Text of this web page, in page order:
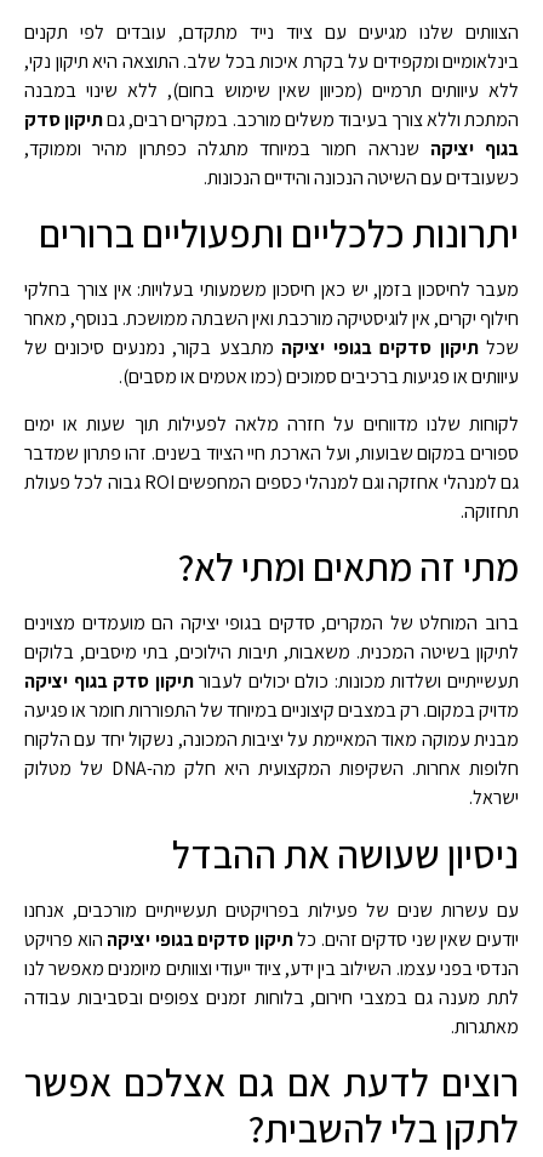
הצוותים שלנו מגיעים עם ציוד נייד מתקדם, עובדים לפי תקנים
בינלאומיים ומקפידים על בקרת איכות בכל שלב. התוצאה היא תיקון נקי,
ללא עיוותים תרמיים (מכיוון שאין שימוש בחום), ללא שינוי במבנה
המתכת וללא צורך בעיבוד משלים מורכב. במקרים רבים, גםתיקון סדק
בגוף יציקה שנראה חמור במיוחד מתגלה כפתרון מהיר וממוקד,
כשעובדים עם השיטה הנכונה והידיים הנכונות.
יתרונות כלכליים ותפעוליים ברורים
מעבר לחיסכון בזמן, יש כאן חיסכון משמעותי בעלויות: אין צורך בחלקי
חילוף יקרים, אין לוגיסטיקה מורכבת ואין השבתה ממושכת. בנוסף, מאחר
שכלתיקון סדקים בגופי יציקה מתבצע בקור, נמנעים סיכונים של
עיוותים או פגיעות ברכיבים סמוכים (כמו אטמים או מסבים).
לקוחות שלנו מדווחים על חזרה מלאה לפעילות תוך שעות או ימים
ספורים במקום שבועות, ועל הארכת חיי הציוד בשנים. זהו פתרון שמדבר
גם למנהלי אחזקה וגם למנהלי כספים המחפשים ROI גבוה לכל פעולת
תחזוקה.
מתי זה מתאים ומתי לא?
ברוב המוחלט של המקרים, סדקים בגופי יציקה הם מועמדים מצוינים
לתיקון בשיטה המכנית. משאבות, תיבות הילוכים, בתי מיסבים, בלוקים
תעשייתיים ושלדות מכונות: כולם יכולים לעבורתיקון סדק בגוף יציקה
מדויק במקום. רק במצבים קיצוניים במיוחד של התפוררות חומר או פגיעה
מבנית עמוקה מאוד המאיימת על יציבות המכונה, נשקול יחד עם הלקוח
חלופות אחרות. השקיפות המקצועית היא חלק מה-DNA של מטלוק
ישראל.
ניסיון שעושה את ההבדל
עם עשרות שנים של פעילות בפרויקטים תעשייתיים מורכבים, אנחנו
יודעים שאין שני סדקים זהים. כלתיקון סדקים בגופי יציקה הוא פרויקט
הנדסי בפני עצמו. השילוב בין ידע, ציוד ייעודי וצוותים מיומנים מאפשר לנו
לתת מענה גם במצבי חירום, בלוחות זמנים צפופים ובסביבות עבודה
מאתגרות.
רוצים לדעת אם גם אצלכם אפשר
לתקן בלי להשבית?